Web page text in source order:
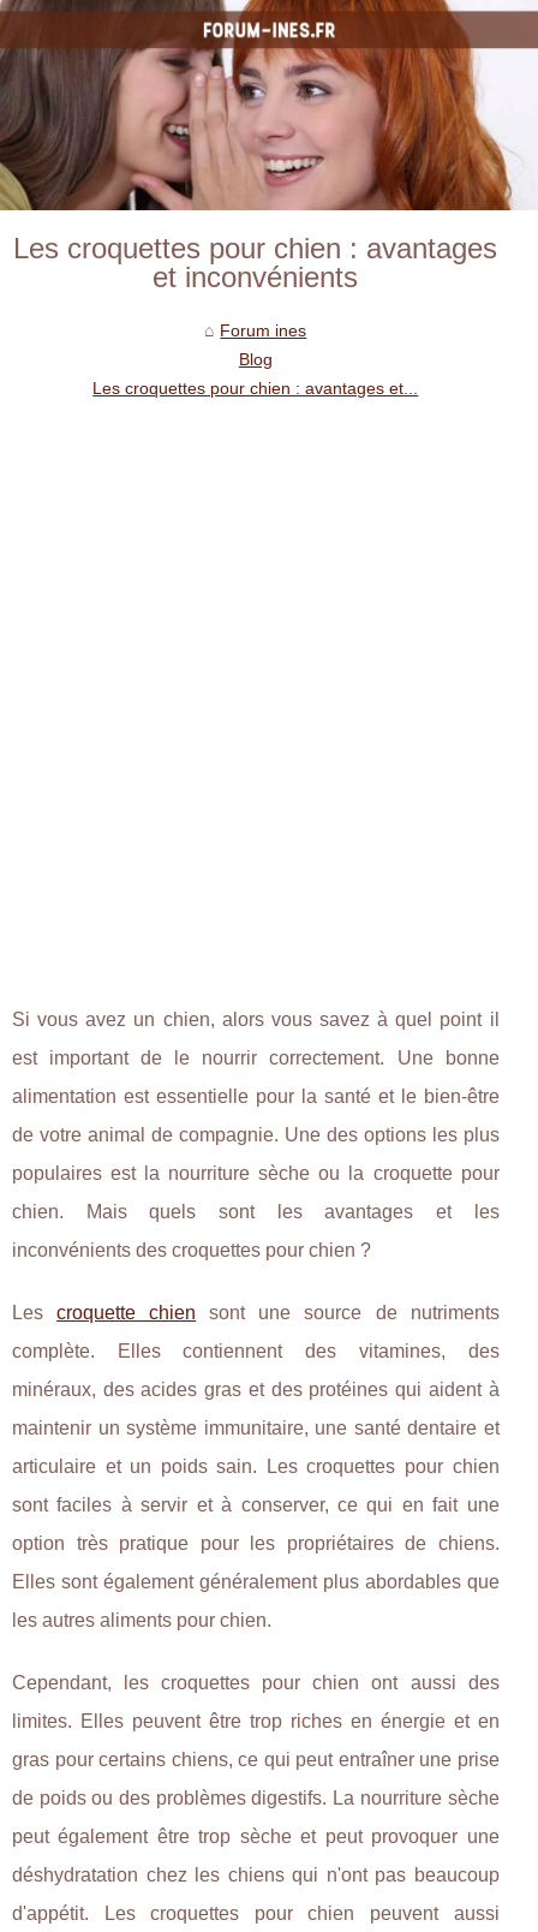
Les croquettes pour chien : avantages
et inconvénients
Forum ines
Blog
Les croquettes pour chien : avantages et...
Si vous avez un chien, alors vous savez à quel point il
est important de le nourrir correctement. Une bonne
alimentation est essentielle pour la santé et le bien-être
de votre animal de compagnie. Une des options les plus
populaires est la nourriture sèche ou la croquette pour
chien. Mais quels sont les avantages et les
inconvénients des croquettes pour chien ?
Lescroquette chien sont une source de nutriments
complète. Elles contiennent des vitamines, des
minéraux, des acides gras et des protéines qui aident à
maintenir un système immunitaire, une santé dentaire et
articulaire et un poids sain. Les croquettes pour chien
sont faciles à servir et à conserver, ce qui en fait une
option très pratique pour les propriétaires de chiens.
Elles sont également généralement plus abordables que
les autres aliments pour chien.
Cependant, les croquettes pour chien ont aussi des
limites. Elles peuvent être trop riches en énergie et en
gras pour certains chiens, ce qui peut entraîner une prise
de poids ou des problèmes digestifs. La nourriture sèche
peut également être trop sèche et peut provoquer une
déshydratation chez les chiens qui n'ont pas beaucoup
d'appétit. Les croquettes pour chien peuvent aussi